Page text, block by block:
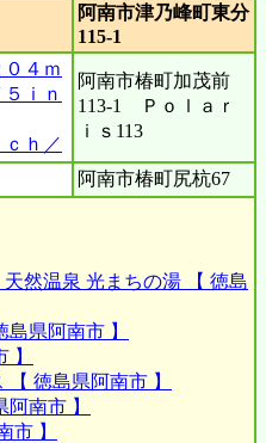
阿南市津乃峰町東分
115-1
４ｍ
ｉｎ
ｈ／
阿南市椿町加茂前
113-1 Ｐｏｌａｒ
ｉｓ113
阿南市椿町尻杭67
然温泉 光まちの湯 【 徳島
県阿南市 】
】
徳島県阿南市 】
南市 】
市 】